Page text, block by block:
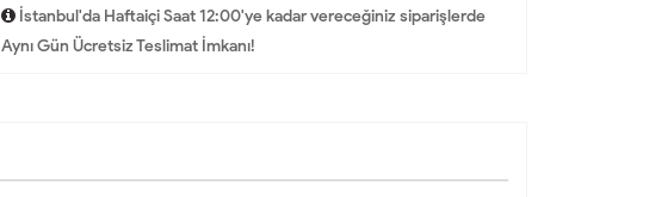
İstanbul'da Haftaiçi Saat 12:00'ye kadar vereceğiniz siparişlerde
Aynı Gün Ücretsiz Teslimat İmkanı!